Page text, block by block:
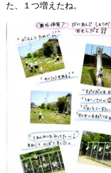
た、１つ増えたね。